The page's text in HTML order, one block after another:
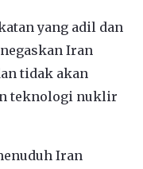
yang adil dan
Iran
tidak akan
teknologi nuklir
Iran